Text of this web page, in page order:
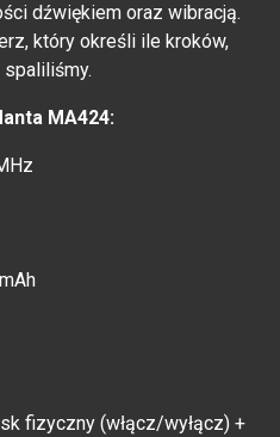
dźwiękiem oraz wibracją.
który określi ile kroków,
MA424:
fizyczny (włącz/wyłącz) +